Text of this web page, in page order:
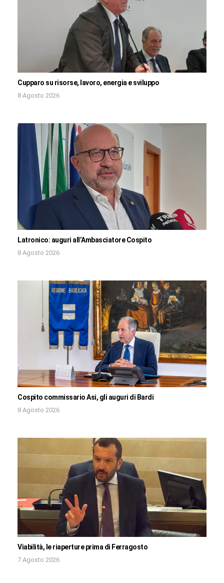
Cupparo su risorse, lavoro, energia e sviluppo
8 Agosto 2026
Latronico: auguri all’Ambasciatore Cospito
8 Agosto 2026
Cospito commissario Asi, gli auguri di Bardi
8 Agosto 2026
Viabilità, le riaperture prima di Ferragosto
7 Agosto 2026